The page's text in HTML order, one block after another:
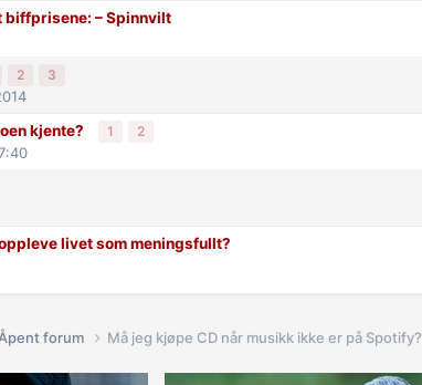
biff­prisene: –⁠ Spinnvilt
2 3
kjente? 1 2
livet som meningsfullt?
Åpent forum Må jeg kjøpe CD når musikk ikke er på Spotify?